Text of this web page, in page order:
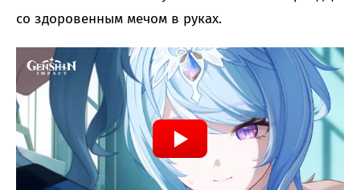
со здоровенным мечом в руках.